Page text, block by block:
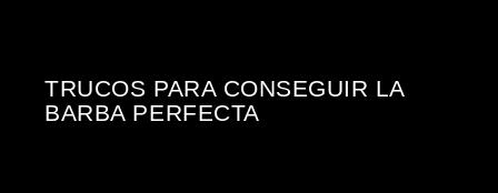
TRUCOS PARA CONSEGUIR LA
BARBA PERFECTA